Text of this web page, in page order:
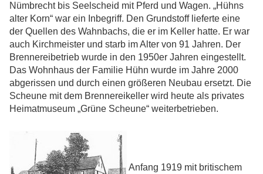
Nümbrecht bis Seelscheid mit Pferd und Wagen. „Hühns
alter Korn“ war ein Inbegriff. Den Grundstoff lieferte eine
der Quellen des Wahnbachs, die er im Keller hatte. Er war
auch Kirchmeister und starb im Alter von 91 Jahren. Der
Brennereibetrieb wurde in den 1950er Jahren eingestellt.
Das Wohnhaus der Familie Hühn wurde im Jahre 2000
abgerissen und durch einen größeren Neubau ersetzt. Die
Scheune mit dem Brennereikeller wird heute als privates
Heimatmuseum „Grüne Scheune“ weiterbetrieben.
Anfang 1919 mit britischem